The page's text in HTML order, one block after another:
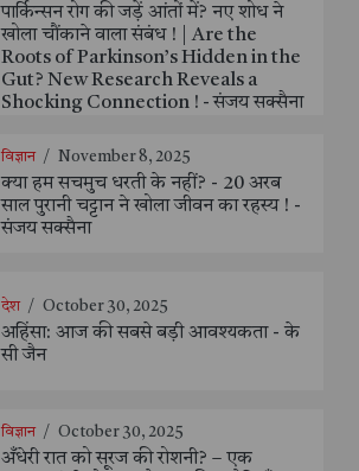
पार्किन्सन रोग की जड़ें आंतों में? नए शोध ने
खोला चौंकाने वाला संबंध ! | Are the
Roots of Parkinson’s Hidden in the
Gut? New Research Reveals a
Shocking Connection ! - संजय सक्सैना
विज्ञान / November 8, 2025
क्या हम सचमुच धरती के नहीं? - 20 अरब
साल पुरानी चट्टान ने खोला जीवन का रहस्य ! -
संजय सक्सैना
देश / October 30, 2025
अहिंसा: आज की सबसे बड़ी आवश्यकता - के
सी जैन
विज्ञान / October 30, 2025
अँधेरी रात को सूरज की रोशनी? – एक